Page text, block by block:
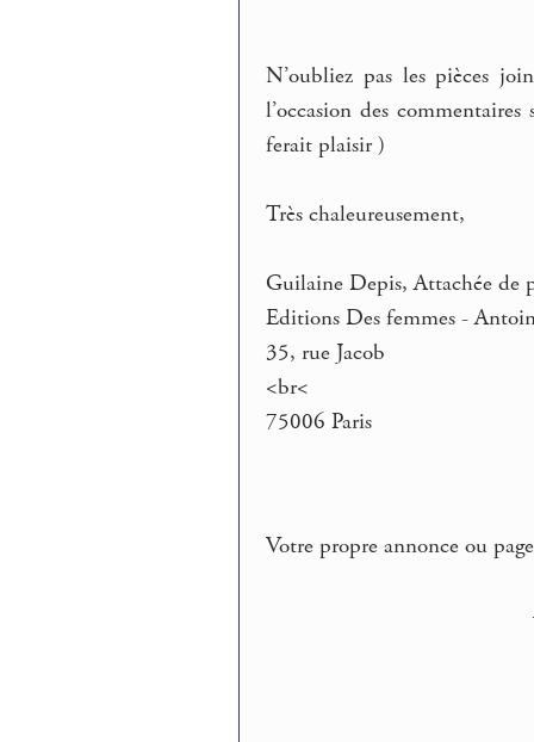
N’oubliez pas les pièces
l’occasion des
ferait plaisir )
Très chaleureusement,
Guilaine Depis, Attachée de
Editions Des femmes -
35, rue Jacob
<br<
75006 Paris
Votre propre annonce ou